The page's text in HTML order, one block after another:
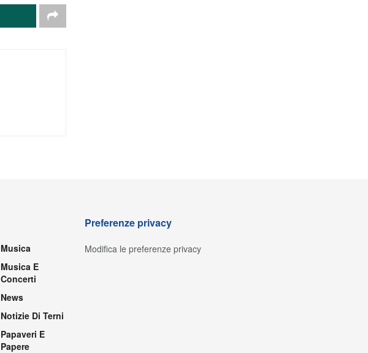
Musica
Musica E
Concerti
News
Notizie Di Terni
Papaveri E
Papere
Preferenze privacy
Modifica le preferenze privacy